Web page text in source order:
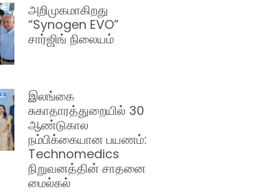
அறிமுகமாகிறது
“Synogen EVO”
சார்ஜிங் நிலையம்
இலங்கை
சுகாதாரத்துறையில் 30
ஆண்டுகால
நம்பிக்கையான பயணம்:
Technomedics
நிறுவனத்தின் சாதனை
மைல்கல்